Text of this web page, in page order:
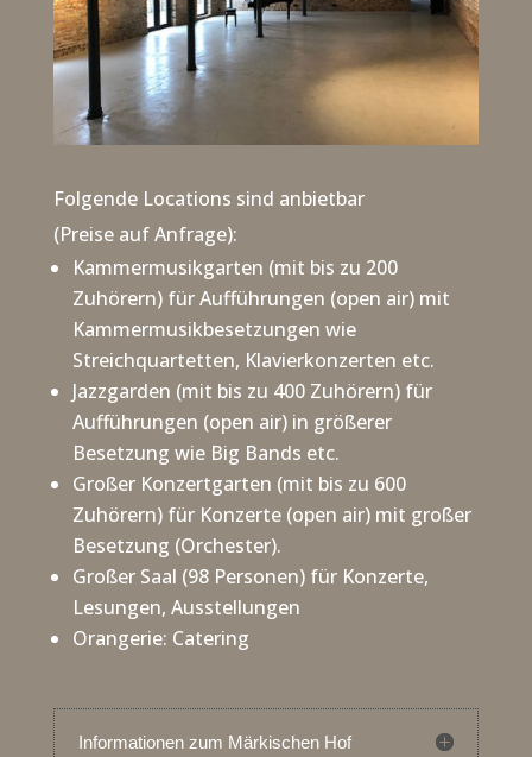
Folgende Locations sind anbietbar
(Preise auf Anfrage):
Kammermusikgarten (mit bis zu 200
Zuhörern) für Aufführungen (open air) mit
Kammermusikbesetzungen wie
Streichquartetten, Klavierkonzerten etc.
Jazzgarden (mit bis zu 400 Zuhörern) für
Aufführungen (open air) in größerer
Besetzung wie Big Bands etc.
Großer Konzertgarten (mit bis zu 600
Zuhörern) für Konzerte (open air) mit großer
Besetzung (Orchester).
Großer Saal (98 Personen) für Konzerte,
Lesungen, Ausstellungen
Orangerie: Catering
Informationen zum Märkischen Hof